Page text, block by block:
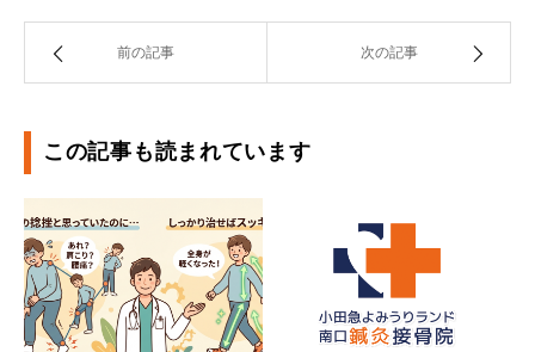
前の記事 次の記事
この記事も読まれています